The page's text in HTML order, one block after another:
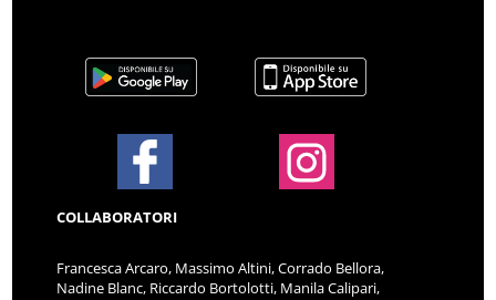
COLLABORATORI
Francesca Arcaro, Massimo Altini, Corrado Bellora,
Nadine Blanc, Riccardo Bortolotti, Manila Calipari,